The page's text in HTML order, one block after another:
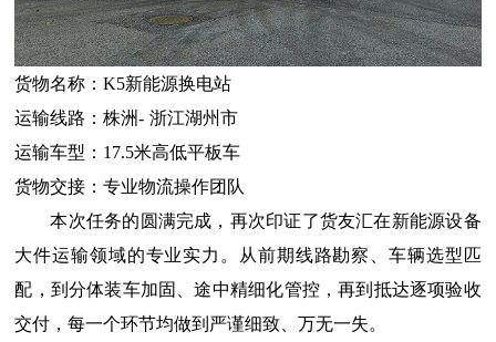
货物名称：K5新能源换电站
运输线路：株洲- 浙江湖州市
运输车型： 17.5米高低平板车
货物交接：专业物流操作团队
本次任务的圆满完成，再次印证了货友汇在新能源设备
大件运输领域的专业实力。从前期线路勘察、车辆选型匹
配，到分体装车加固、途中精细化管控，再到抵达逐项验收
交付，每一个环节均做到严谨细致、万无一失。